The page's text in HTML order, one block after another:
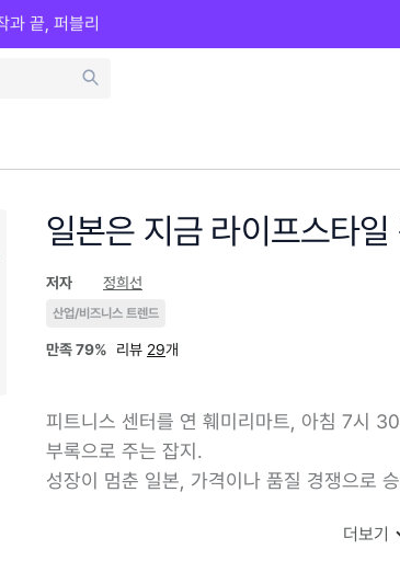
과 끝, 퍼블리
일본은 지금 라이프스타
저자 정희선
산업/비즈니스 트렌드
만족79% 리뷰 29개
피트니스 센터를 연 훼미리마트, 아침 7시
부록으로 주는 잡지.
성장이 멈춘 일본, 가격이나 품질 경쟁으로
더보기